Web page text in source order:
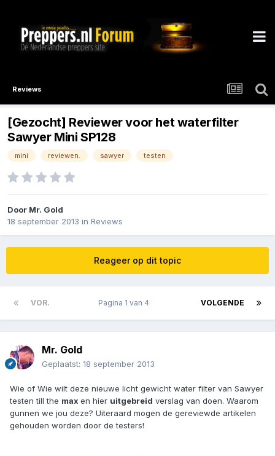
Reviews
[Gezocht] Reviewer voor het waterfilter
Sawyer Mini SP128
mini reviewen. sawyer testen
Door Mr. Gold
18 september 2013 in Reviews
Reageer op dit topic
VOR. VOLGENDE
Pagina 1 van 4
Mr. Gold
Geplaatst: 18 september 2013
Wie of Wie wilt deze nieuwe licht gewicht water filter van Sawyer
testen till the max en hier uitgebreid verslag van doen. Waarom
gunnen we jou deze? Uiteraard mogen de gereviewde artikelen
gehouden worden door de testers!